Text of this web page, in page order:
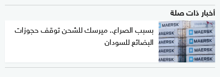
أخبار ذات صلة
بسبب الصراع.. ميرسك للشحن توقف حجوزات
البضائع للسودان